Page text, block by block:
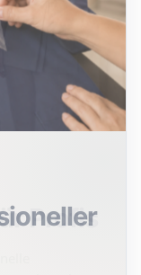
Zur
Berufsbekleidung
Gastronomie